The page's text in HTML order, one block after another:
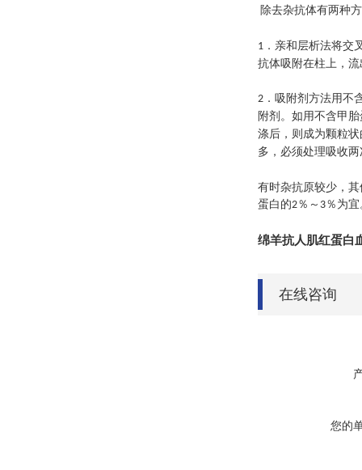
除去杂抗体有两种
1 ．亲和层析法将交
抗体吸附在柱上，
2 ．吸附剂方法用
附剂。如用不含甲
涤后，则成为颗粒
多，必须处理吸收
有时杂抗原较少，
蛋白的2％～ 3％为宜
绵羊抗人肌红蛋白
在线咨询
您的